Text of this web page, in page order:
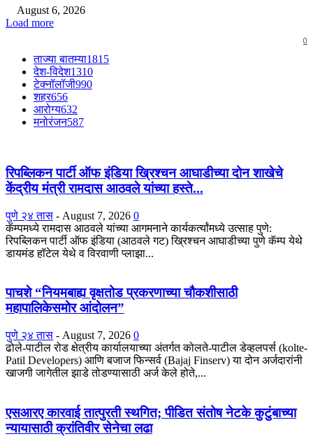
August 6, 2026
Load more
0
ताज्या बातम्या1815
देश-विदेश1310
टेक्नॉलॉजी990
शहर656
आरोग्य632
मनोरंजन587
रिपब्लिकन पार्टी ऑफ इंडिया ख्रिश्चन आघाडीच्या दोन शाखेचे
केंद्रीय मंत्री रामदास आठवले यांच्या हस्ते...
पुणे २४ तास - August 7, 2026 0
कॅम्पमध्ये रामदास आठवले यांच्या आगमनाने कार्यकर्त्यांमध्ये उत्साह पुणे:
रिपब्लिकन पार्टी ऑफ इंडिया (आठवले गट) ख्रिश्चन आघाडीच्या पुणे कॅम्प येथे
डायमंड हॉटेल येथे व विरवाणी प्लाझा...
पाचशे “नियमबाह्य वृक्षतोड प्रकरणाच्या चौकशीसाठी
महापालिकेसमोर आंदोलन”
पुणे २४ तास - August 7, 2026 0
ढोले-पाटील रोड क्षेत्रीय कार्यालयाच्या अंतर्गत कोलते-पाटील डेव्हलपर्स (kolte-
Patil Developers) आणि बजाज फिन्सर्व (Bajaj Finserv) या दोन अर्जदारांनी
खाजगी जागेतील झाडे तोडण्यासाठी अर्ज केले होते,...
एसआरए कारवाई तात्पुरती स्थगित; पीडित संतोष नेटके कुटुंबाच्या
न्यायासाठी क्रांतिवीर सेनेचा लढा